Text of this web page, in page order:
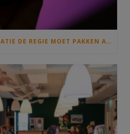
WAAROM COMMUNICATIE DE REGIE MOET PAKKEN ALS IEDEREEN MET COPILOT GAAT SCHRIJVEN